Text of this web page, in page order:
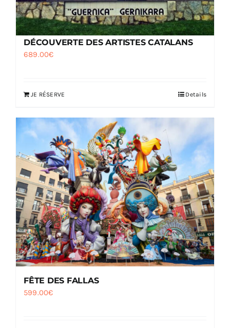
DÉCOUVERTE DES ARTISTES CATALANS
689.00€
JE RÉSERVE Details
FÊTE DES FALLAS
599.00€